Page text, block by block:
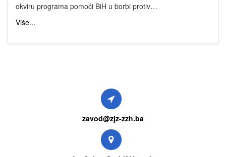
okviru programa pomoći BiH u borbi protiv…
Više...
zavod@zjz-zzh.ba